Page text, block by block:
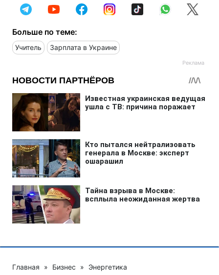
Больше по теме:
Учитель Зарплата в Украине
Главная » Бизнес » Энергетика